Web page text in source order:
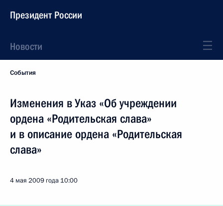
Президент России
Новости
События
Изменения в Указ «Об учреждении
ордена «Родительская слава»
и в описание ордена «Родительская
слава»
4 мая 2009 года 10:00